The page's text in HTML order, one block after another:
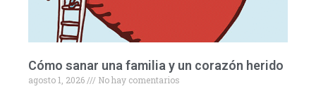
Cómo sanar una familia y un corazón herido
agosto 1, 2026
No hay comentarios